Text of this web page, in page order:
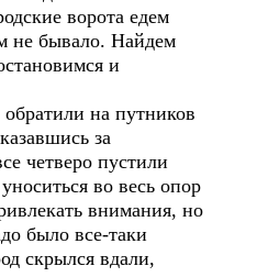
ворота едем
не бывало. Найдем
и
на путников
за
четверо пустили
во весь опор
внимания, но
было все-таки
скрылся вдали,